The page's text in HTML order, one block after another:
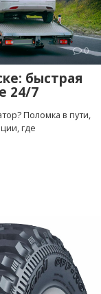
0
быстрая
24/7
Поломка в пути,
где